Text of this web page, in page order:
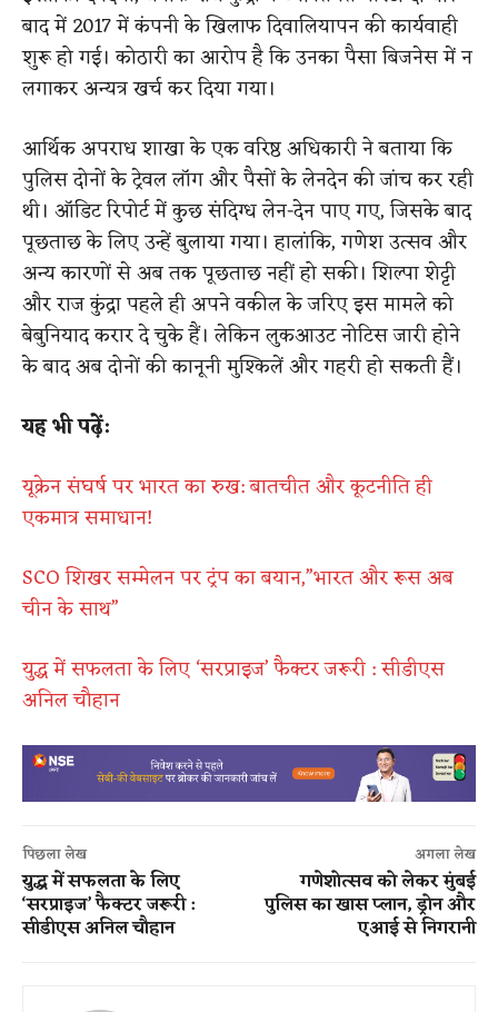
बाद में 2017 में कंपनी के खिलाफ दिवालियापन की कार्यवाही
शुरू हो गई। कोठारी का आरोप है कि उनका पैसा बिजनेस में न
लगाकर अन्यत्र खर्च कर दिया गया।
आर्थिक अपराध शाखा के एक वरिष्ठ अधिकारी ने बताया कि
पुलिस दोनों के ट्रेवल लॉग और पैसों के लेनदेन की जांच कर रही
थी। ऑडिट रिपोर्ट में कुछ संदिग्ध लेन-देन पाए गए, जिसके बाद
पूछताछ के लिए उन्हें बुलाया गया। हालांकि, गणेश उत्सव और
अन्य कारणों से अब तक पूछताछ नहीं हो सकी। शिल्पा शेट्टी
और राज कुंद्रा पहले ही अपने वकील के जरिए इस मामले को
बेबुनियाद करार दे चुके हैं। लेकिन लुकआउट नोटिस जारी होने
के बाद अब दोनों की कानूनी मुश्किलें और गहरी हो सकती हैं।
यह भी पढ़ें:
यूक्रेन संघर्ष पर भारत का रुख: बातचीत और कूटनीति ही
एकमात्र समाधान!
SCO शिखर सम्मेलन पर ट्रंप का बयान,”भारत और रूस अब
चीन के साथ”
युद्ध में सफलता के लिए ‘सरप्राइज’ फैक्टर जरूरी : सीडीएस
अनिल चौहान
पिछला लेख
युद्ध में सफलता के लिए
‘सरप्राइज’ फैक्टर जरूरी :
सीडीएस अनिल चौहान
अगला लेख
गणेशोत्सव को लेकर मुंबई
पुलिस का खास प्लान, ड्रोन और
एआई से निगरानी